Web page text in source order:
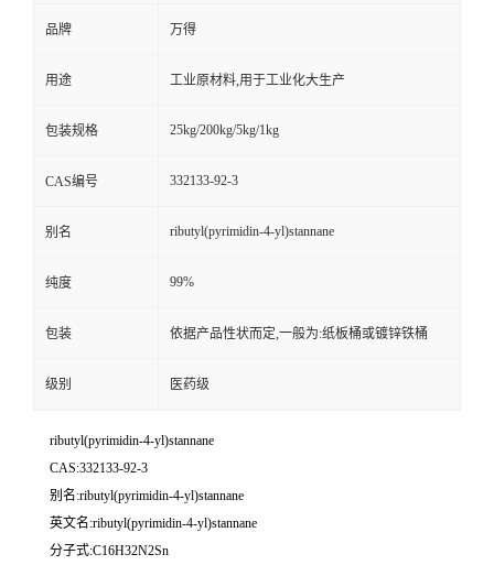
品牌 万得
用途 工业原材料,用于工业化大生产
包装规格 25kg/200kg/5kg/1kg
CAS编号 332133-92-3
别名 ributyl(pyrimidin-4-yl)stannane
纯度 99%
包装 依据产品性状而定,一般为:纸板桶或镀锌铁桶
级别 医药级
ributyl(pyrimidin-4-yl)stannane
CAS:332133-92-3
别名:ributyl(pyrimidin-4-yl)stannane
英文名:ributyl(pyrimidin-4-yl)stannane
分子式:C16H32N2Sn